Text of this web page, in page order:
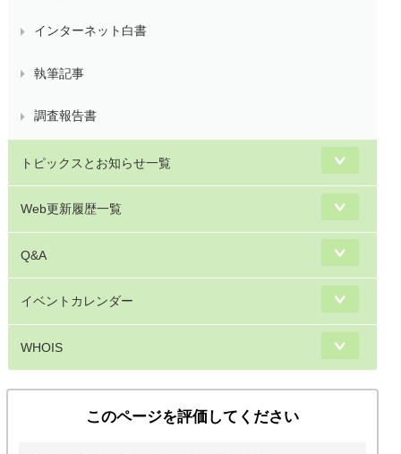
インターネット白書
執筆記事
調査報告書
トピックスとお知らせ一覧
Web更新履歴一覧
Q&A
イベントカレンダー
WHOIS
このページを評価してください